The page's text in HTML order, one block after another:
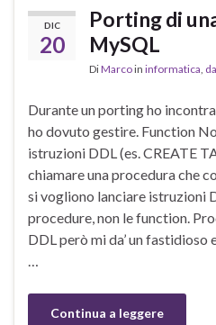
DIC
20
Porting di
MySQL
DiMarcoin informatica
Durante un porting ho
ho dovuto gestire. Function
istruzioni DDL (es. CREATE
chiamare una procedura che
si vogliono lanciare istruzioni
procedure, non le function.
DDL però mi da’ un
Continua a leggere